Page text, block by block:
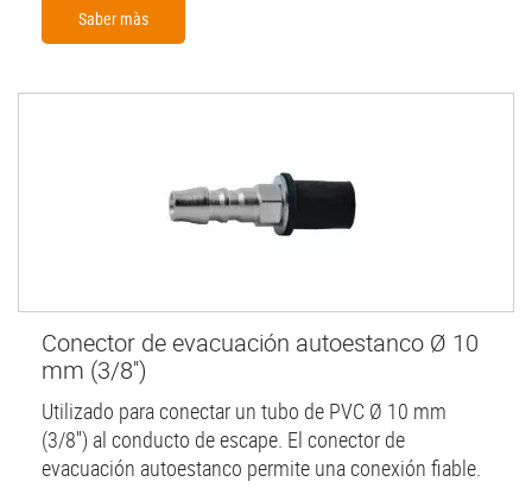
Saber màs
Conector de evacuación autoestanco Ø 10
mm (3/8'')
Utilizado para conectar un tubo de PVC Ø 10 mm
(3/8'') al conducto de escape. El conector de
evacuación autoestanco permite una conexión fiable.